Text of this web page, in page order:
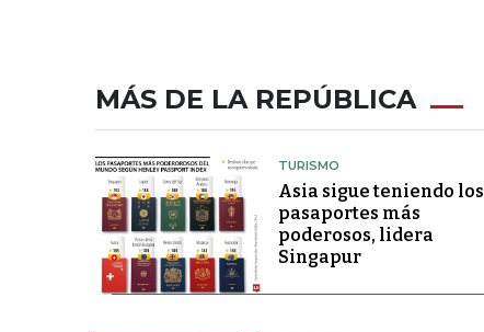
MÁS DE LA REPÚBLICA
TURISMO
Asia sigue teniendo los
pasaportes más
poderosos, lidera
Singapur